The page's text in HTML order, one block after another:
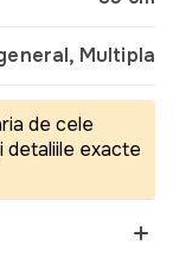
Multipla
de cele
detaliile exacte